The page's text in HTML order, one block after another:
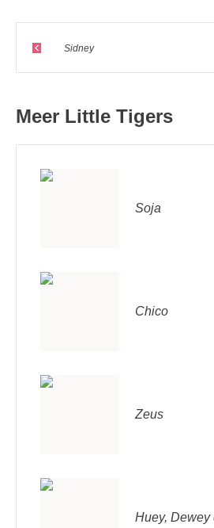
Sidney
Meer Little Tigers
Soja
Chico
Zeus
Huey, Dewey